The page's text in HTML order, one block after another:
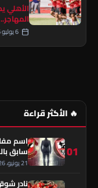
الأهلي
🔥 الأكثر قراءة
01
اسم
سابق
21 يونيو، 2026
نادر